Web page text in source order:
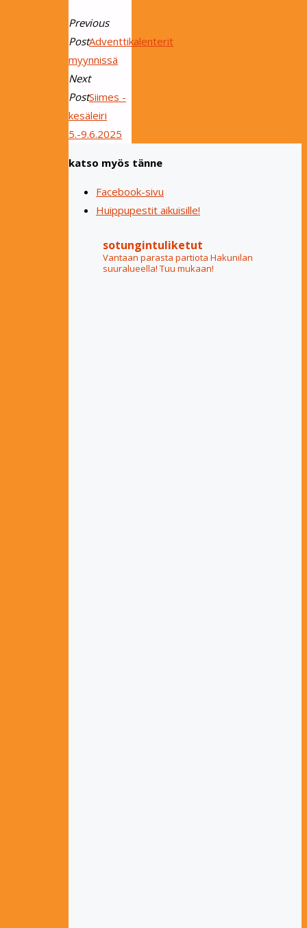
Previous
PostAdventtikalenterit
myynnissä
Next
PostSiimes -
kesäleiri
5.-9.6.2025
katso myös tänne
Facebook-sivu
Huippupestit aikuisille!
sotungintuliketut
Vantaan parasta partiota Hakunilan
suuralueella! Tuu mukaan!